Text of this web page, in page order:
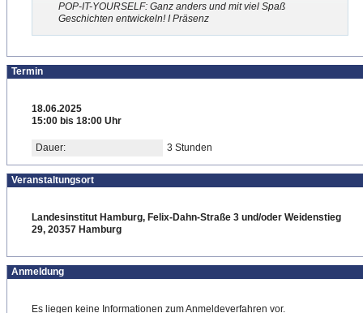
POP-IT-YOURSELF: Ganz anders und mit viel Spaß
Geschichten entwickeln! I Präsenz
Termin
18.06.2025
15:00 bis 18:00 Uhr
Dauer: 3 Stunden
Veranstaltungsort
Landesinstitut Hamburg, Felix-Dahn-Straße 3 und/oder Weidenstieg
29, 20357 Hamburg
Anmeldung
Es liegen keine Informationen zum Anmeldeverfahren vor.